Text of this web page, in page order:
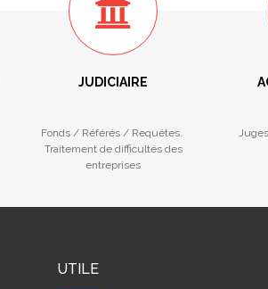
JUDICIAIRE
Fonds / Référés / Requêtes.
Traitement de difficultés des
entreprises
UTILE